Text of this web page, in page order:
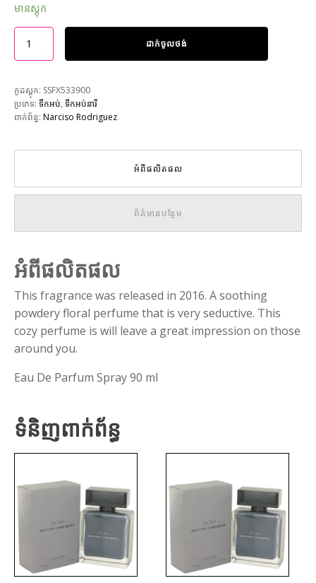
មានស្តុក
ដាក់ចូលថង់
កូដស្តុក: SSFX533900
ប្រភេទ: ទឹកអប់, ទឹកអប់នារី
ពាក់ព័ន្ធ: Narciso Rodriguez
អំពីផលិតផល
ព័ត៌មានបន្ថែម
អំពីផលិតផល
This fragrance was released in 2016. A soothing
powdery floral perfume that is very seductive. This
cozy perfume is will leave a great impression on those
around you.
Eau De Parfum Spray 90 ml
ទំនិញពាក់ព័ន្ធ